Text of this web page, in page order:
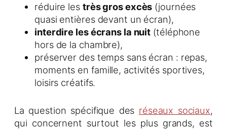
réduire les très gros excès (journées
quasi entières devant un écran),
interdire les écrans la nuit (téléphone
hors de la chambre),
préserver des temps sans écran : repas,
moments en famille, activités sportives,
loisirs créatifs.
La question spécifique des réseaux sociaux,
qui concernent surtout les plus grands, est